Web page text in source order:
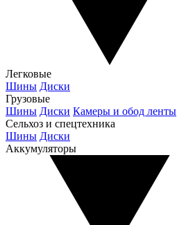
Легковые
Шины Диски
Грузовые
Шины Диски Камеры и обод ленты
Сельхоз и спецтехника
Шины Диски
Аккумуляторы